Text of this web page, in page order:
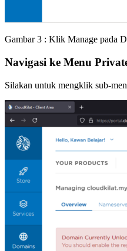
Gambar 3 : Klik Manage pada
Navigasi ke Menu
Silakan untuk mengklik sub-